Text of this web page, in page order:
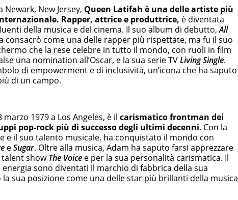
Newark, New Jersey, Queen Latifah è una delle artiste più
Rapper, attrice e produttrice, è diventata
della musica e del cinema. Il suo album di debutto,All
consacrò come una delle rapper più rispettate, ma fu il suo
che la rese celebre in tutto il mondo, con ruoli in film
una nomination all’Oscar, e la sua serie TVLiving Single.
di empowerment e di inclusività, un’icona che ha saputo
di un campo.
1979 a Los Angeles, è il carismatico frontman dei
pop-rock più di successo degli ultimi decenni. Con la
e il suo talento musicale, ha conquistato il mondo con
eSugar. Oltre alla musica, Adam ha saputo farsi apprezzare
talent showThe Voice e per la sua personalità carismatica. Il
sono diventati il marchio di fabbrica della sua
sua posizione come una delle star più brillanti della musica